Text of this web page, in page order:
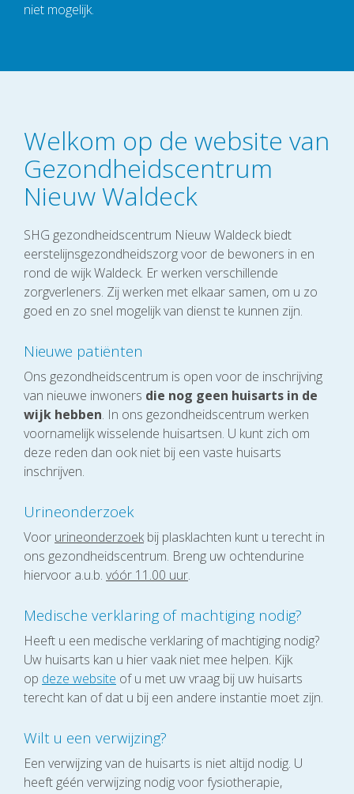
niet mogelijk.
Welkom op de website van
Gezondheidscentrum
Nieuw Waldeck
SHG gezondheidscentrum Nieuw Waldeck biedt
eerstelijnsgezondheidszorg voor de bewoners in en
rond de wijk Waldeck. Er werken verschillende
zorgverleners. Zij werken met elkaar samen, om u zo
goed en zo snel mogelijk van dienst te kunnen zijn.
Nieuwe patiënten
Ons gezondheidscentrum is open voor de inschrijving
van nieuwe inwoners die nog geen huisarts in de
wijk hebben. In ons gezondheidscentrum werken
voornamelijk wisselende huisartsen. U kunt zich om
deze reden dan ook niet bij een vaste huisarts
inschrijven.
Urineonderzoek
Voor urineonderzoekbij plasklachten kunt u terecht in
ons gezondheidscentrum. Breng uw ochtendurine
hiervoor a.u.b. vóór 11.00 uur.
Medische verklaring of machtiging nodig?
Heeft u een medische verklaring of machtiging nodig?
Uw huisarts kan u hier vaak niet mee helpen. Kijk
op deze website of u met uw vraag bij uw huisarts
terecht kan of dat u bij een andere instantie moet zijn.
Wilt u een verwijzing?
Een verwijzing van de huisarts is niet altijd nodig. U
heeft géén verwijzing nodig voor fysiotherapie,